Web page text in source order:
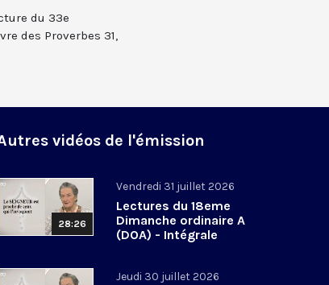
du 33e
des Proverbes 31,
vidéos de l'émission
28:26
Vendredi 31 juillet 2026
Lectures du 18eme
Dimanche ordinaire A
(DOA) - Intégrale
Jeudi 30 juillet 2026